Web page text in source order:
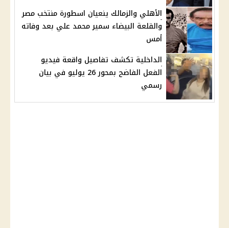
الأهلي والزمالك ينعيان اسطورة منتخب مصر
والقلعة البيضاء سمير محمد علي بعد وفاته
أمس
الداخلية تكشف تفاصيل واقعة فيديو
الفعل الفاضح بمحور 26 يوليو في بيان
رسمي